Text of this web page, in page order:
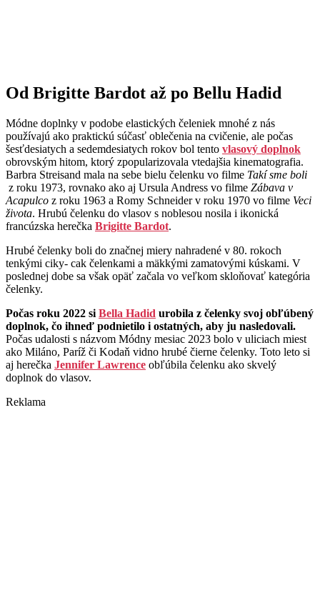
Od Brigitte Bardot až po Bellu Hadid
Módne doplnky v podobe elastických čeleniek mnohé z nás
používajú ako praktickú súčasť oblečenia na cvičenie, ale počas
šesťdesiatych a sedemdesiatych rokov bol tento vlasový doplnok
obrovským hitom, ktorý zpopularizovala vtedajšia kinematografia.
Barbra Streisand mala na sebe bielu čelenku vo filme Takí sme boli
z roku 1973, rovnako ako aj Ursula Andress vo filme Zábava v
Acapulco z roku 1963 a Romy Schneider v roku 1970 vo filme Veci
života. Hrubú čelenku do vlasov s noblesou nosila i ikonická
francúzska herečka Brigitte Bardot.
Hrubé čelenky boli do značnej miery nahradené v 80. rokoch
tenkými ciky- cak čelenkami a mäkkými zamatovými kúskami. V
poslednej dobe sa však opäť začala vo veľkom skloňovať kategória
čelenky.
Počas roku 2022 si Bella Hadid urobila z čelenky svoj obľúbený
doplnok, čo ihneď podnietilo i ostatných, aby ju nasledovali.
Počas udalosti s názvom Módny mesiac 2023 bolo v uliciach miest
ako Miláno, Paríž či Kodaň vidno hrubé čierne čelenky. Toto leto si
aj herečka Jennifer Lawrence obľúbila čelenku ako skvelý
doplnok do vlasov.
Reklama